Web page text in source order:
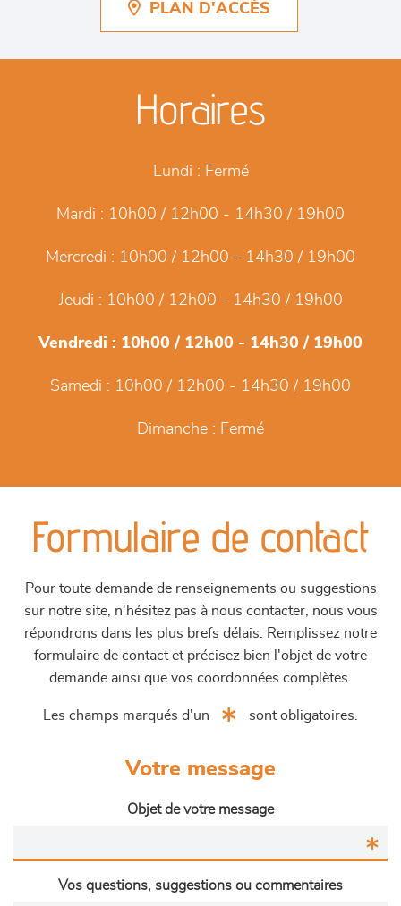
PLAN D'ACCÈS
Horaires
Lundi : Fermé
Mardi : 10h00 / 12h00 - 14h30 / 19h00
Mercredi : 10h00 / 12h00 - 14h30 / 19h00
Jeudi : 10h00 / 12h00 - 14h30 / 19h00
Vendredi : 10h00 / 12h00 - 14h30 / 19h00
Samedi : 10h00 / 12h00 - 14h30 / 19h00
Dimanche : Fermé
Formulaire de contact
Pour toute demande de renseignements ou suggestions
sur notre site, n'hésitez pas à nous contacter, nous vous
répondrons dans les plus brefs délais. Remplissez notre
formulaire de contact et précisez bien l'objet de votre
demande ainsi que vos coordonnées complètes.
Les champs marqués d'un sont obligatoires.
Votre message
Objet de votre message
Vos questions, suggestions ou commentaires